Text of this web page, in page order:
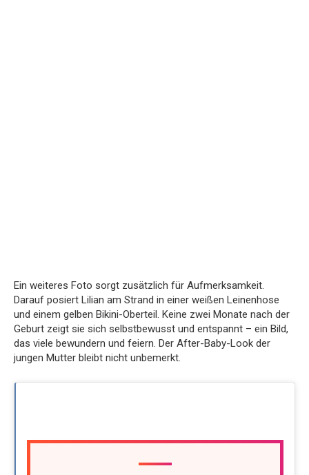
Ein weiteres Foto sorgt zusätzlich für Aufmerksamkeit.
Darauf posiert Lilian am Strand in einer weißen Leinenhose
und einem gelben Bikini-Oberteil. Keine zwei Monate nach der
Geburt zeigt sie sich selbstbewusst und entspannt – ein Bild,
das viele bewundern und feiern. Der After-Baby-Look der
jungen Mutter bleibt nicht unbemerkt.